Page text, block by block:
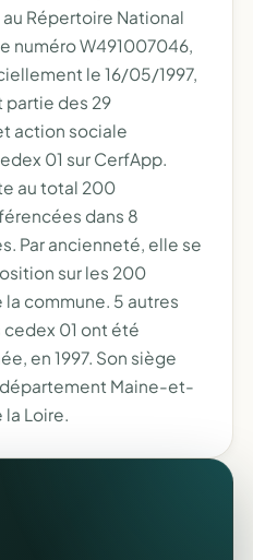
Répertoire National
numéro W491007046,
le 16/05/1997,
partie des 29
action sociale
01 sur CerfApp.
au total 200
dans 8
Par ancienneté, elle se
sur les 200
commune. 5 autres
01 ont été
en 1997. Son siège
Maine-et-
la Loire.